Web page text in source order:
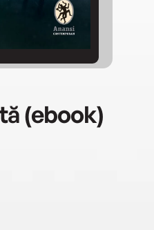
(ebook)